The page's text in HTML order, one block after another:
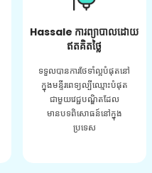
Hassale ការព្យាបាលដោយ
ឥតគិតថ្លៃ
ទទួលបានការថែទាំល្អបំផុតនៅ
ក្នុងមន្ទីរពេទ្យល្បីឈ្មោះបំផុត
ជាមួយវេជ្ជបណ្ឌិតដែល
មានបទពិសោធន៍នៅក្នុង
ប្រទេស